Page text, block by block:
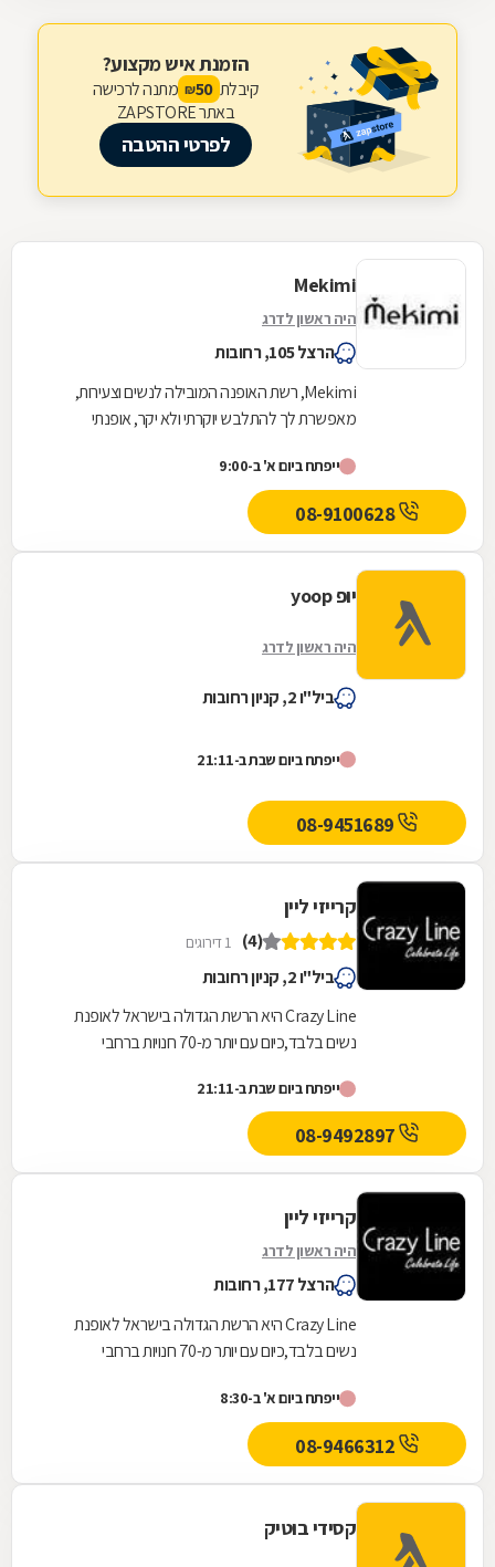
הזמנת איש מקצוע?
קיבלת 50
₪ מתנה לרכישה
באתר ZAPSTORE
לפרטי ההטבה
Mekimi
היה ראשון לדרג
הרצל 105, רחובות
Mekimi, רשת האופנה המובילה לנשים וצעירות,
מאפשרת לך להתלבש יוקרתי ולא יקר, אופנתי
Mekimi ייחודי...
ייפתח ביום א' ב-9:00
08-9100628
יופ yoop
היה ראשון לדרג
ביל"ו 2, קניון רחובות
ייפתח ביום שבת ב-21:11
08-9451689
קרייזי ליין
(4) 1 דירוגים
ביל"ו 2, קניון רחובות
Crazy Line היא הרשת הגדולה בישראל לאופנת
נשים בלבד,כיום עם יותר מ-70 חנויות ברחבי
הנאמן שלה בגדים...
ייפתח ביום שבת ב-21:11
08-9492897
קרייזי ליין
היה ראשון לדרג
הרצל 177, רחובות
Crazy Line היא הרשת הגדולה בישראל לאופנת
נשים בלבד,כיום עם יותר מ-70 חנויות ברחבי
הנאמן שלה בגדים...
ייפתח ביום א' ב-8:30
קסידי בוטיק